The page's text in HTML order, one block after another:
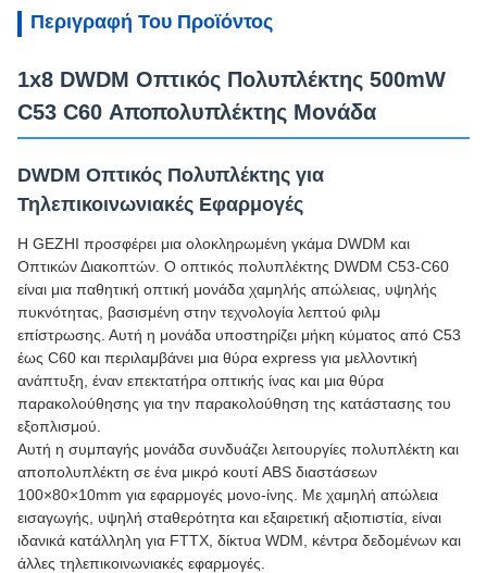
Περιγραφή Του Προϊόντος
1x8 DWDM Οπτικός Πολυπλέκτης 500mW
C53 C60 Αποπολυπλέκτης Μονάδα
DWDM Οπτικός Πολυπλέκτης για
Τηλεπικοινωνιακές Εφαρμογές
Η GEZHI προσφέρει μια ολοκληρωμένη γκάμα DWDM και
Οπτικών Διακοπτών. Ο οπτικός πολυπλέκτης DWDM C53-C60
είναι μια παθητική οπτική μονάδα χαμηλής απώλειας, υψηλής
πυκνότητας, βασισμένη στην τεχνολογία λεπτού φιλμ
επίστρωσης. Αυτή η μονάδα υποστηρίζει μήκη κύματος από C53
έως C60 και περιλαμβάνει μια θύρα express για μελλοντική
ανάπτυξη, έναν επεκτατήρα οπτικής ίνας και μια θύρα
παρακολούθησης για την παρακολούθηση της κατάστασης του
εξοπλισμού.
Αυτή η συμπαγής μονάδα συνδυάζει λειτουργίες πολυπλέκτη και
αποπολυπλέκτη σε ένα μικρό κουτί ABS διαστάσεων
100×80×10mm για εφαρμογές μονο-ίνης. Με χαμηλή απώλεια
εισαγωγής, υψηλή σταθερότητα και εξαιρετική αξιοπιστία, είναι
ιδανικά κατάλληλη για FTTX, δίκτυα WDM, κέντρα δεδομένων και
άλλες τηλεπικοινωνιακές εφαρμογές.